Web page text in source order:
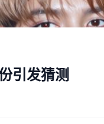
引发猜测